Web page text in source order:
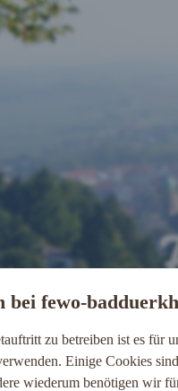
Am
bei fewo-
zu betreiben ist es für
Einige Cookies
wiederum benötigen wir